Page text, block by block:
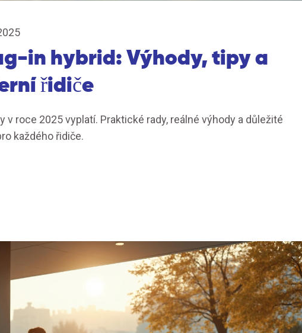
in hybrid: Výhody, tipy a
řidiče
v roce 2025 vyplatí. Praktické rady, reálné výhody a důležité
každého řidiče.